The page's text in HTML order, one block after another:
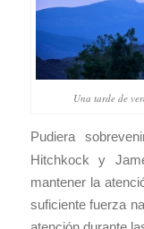
Una tarde de
Pudiera
Hitchkock y
mantener la
suficiente fuerza